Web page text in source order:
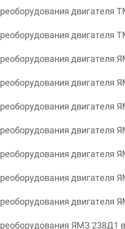
двигателя
двигателя
двигателя
двигателя
двигателя
двигателя
двигателя
двигателя
двигателя
ЯМЗ 238Д1